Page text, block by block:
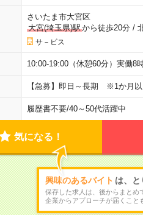
さいたま市大宮区
大宮(埼玉県)駅から徒歩20分/
サ－ビス
10:00-19:00（休憩60分）実働8
【急募】即日～長期 ※1か月
履歴書不要/40～50代活躍中
気になる！
興味のあるバイト は、と
保存した求人は、後からまとめ
企業からアプローチが届くこと